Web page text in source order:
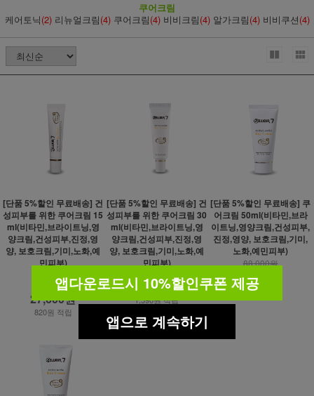
쿠어크림
케어토닉(2) 리뉴얼크림(4) 쿠어크림(4) 비비크림(4) 알가크림(4) 비비쿠션(4)
[단품 5%할인 무료배송] 건
성피부를 위한 쿠어크림 15
ml(비타민,브라이트닝,영
양크림,건성피부,진정,영
양, 보호크림,기미,노화,예
민피부)
29,000원
27,600원
820원 적립
[단품 5%할인 무료배송] 건
성피부를 위한 쿠어크림 30
ml(비타민,브라이트닝,영
양크림,건성피부,진정,영
양, 보호크림,기미,노화,예
민피부)
56,000원
53,200원
1,590원 적립
[단품 5%할인 무료배송] 쿠
어크림 50ml(비타민,브라
이트닝,영양크림,건성피부,
진정,영양, 보호크림,기미,
노화,예민피부)
88,000원
83,600원
2,500원 적립
앱다운로드시 10%할인쿠폰 제공
앱으로 계속하기